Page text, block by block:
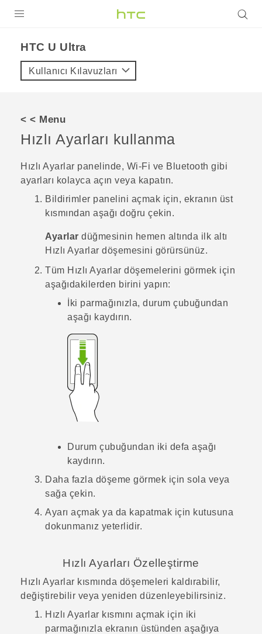
VIVE
VIVERSE
DESTEK
HTC U Ultra‎
Kullanıcı Kılavuzları
< < Menu
Hızlı Ayarları kullanma
Hızlı Ayarlar panelinde, Wi‍-Fi ve Bluetooth gibi
ayarları kolayca açın veya kapatın.
Bildirimler panelini açmak için, ekranın üst
kısmından aşağı doğru çekin.
Ayarlar düğmesinin hemen altında ilk altı
Hızlı Ayarlar döşemesini görürsünüz.
Tüm Hızlı Ayarlar döşemelerini görmek için
aşağıdakilerden birini yapın:
İki parmağınızla, durum çubuğundan
aşağı kaydırın.
Durum çubuğundan iki defa aşağı
kaydırın.
Daha fazla döşeme görmek için sola veya
sağa çekin.
Ayarı açmak ya da kapatmak için kutusuna
dokunmanız yeterlidir.
Hızlı Ayarları Özelleştirme
Hızlı Ayarlar kısmında döşemeleri kaldırabilir,
değiştirebilir veya yeniden düzenleyebilirsiniz.
Hızlı Ayarlar kısmını açmak için iki
parmağınızla ekranın üstünden aşağıya